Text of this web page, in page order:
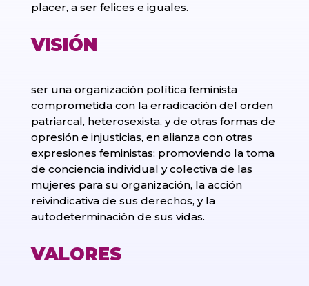
placer, a ser felices e iguales.
VISIÓN
ser una organización política feminista
comprometida con la erradicación del orden
patriarcal, heterosexista, y de otras formas de
opresión e injusticias, en alianza con otras
expresiones feministas; promoviendo la toma
de conciencia individual y colectiva de las
mujeres para su organización, la acción
reivindicativa de sus derechos, y la
autodeterminación de sus vidas.
VALORES